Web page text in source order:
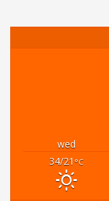
wed
34/21 °C